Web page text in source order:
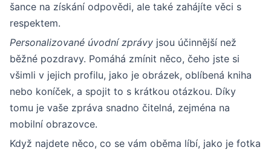
šance na získání odpovědi, ale také zahájíte věci s
respektem.
Personalizované úvodní zprávy jsou účinnější než
běžné pozdravy. Pomáhá zmínit něco, čeho jste si
všimli v jejich profilu, jako je obrázek, oblíbená kniha
nebo koníček, a spojit to s krátkou otázkou. Díky
tomu je vaše zpráva snadno čitelná, zejména na
mobilní obrazovce.
Když najdete něco, co se vám oběma líbí, jako je fotka